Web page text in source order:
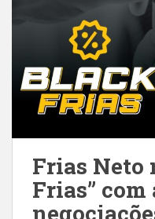
Frias Neto
Frias”